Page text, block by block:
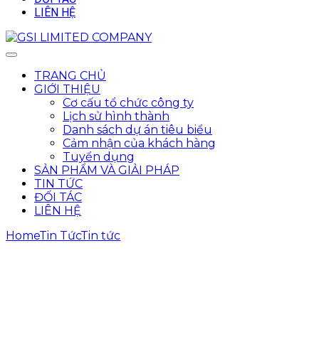
LIÊN HỆ
TRANG CHỦ
GIỚI THIỆU
Cơ cấu tổ chức công ty
Lịch sử hình thành
Danh sách dự án tiêu biểu
Cảm nhận của khách hàng
Tuyển dụng
SẢN PHẨM VÀ GIẢI PHÁP
TIN TỨC
ĐỐI TÁC
LIÊN HỆ
HomeTin TứcTin tức